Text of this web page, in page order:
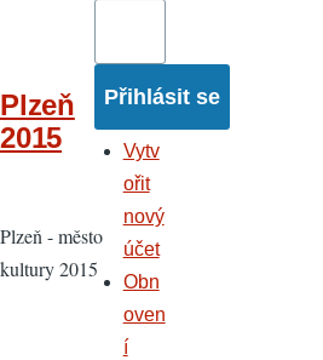
Plzeň
2015
Plzeň - město
kultury 2015
Vytv
ořit
nový
účet
Obn
oven
í